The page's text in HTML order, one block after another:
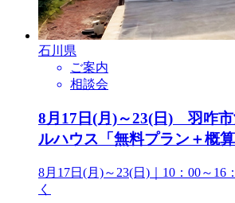
石川県
ご案内
相談会
8月17日(月)～23(日) 羽咋
ルハウス「無料プラン＋概算
8月17日(月)～23(日)｜10：00～
く